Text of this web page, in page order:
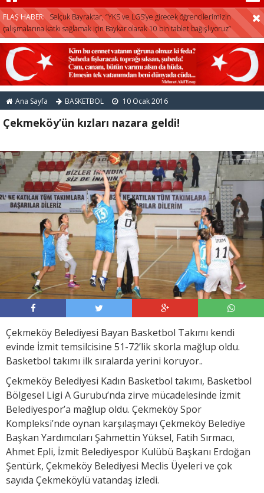
Selçuk Bayraktar, “YKS ve LGS’ye girecek öğrencilerimizin
çalışmalarına katkı sağlamak için Baykar olarak 10 bin tablet bağışlıyoruz”
Ana Sayfa BASKETBOL 10 Ocak 2016
Çekmeköy’ün kızları nazara geldi!
Çekmeköy Belediyesi Bayan Basketbol Takımı kendi
evinde İzmit temsilcisine 51-72’lik skorla mağlup oldu.
Basketbol takımı ilk sıralarda yerini koruyor..
Çekmeköy Belediyesi Kadın Basketbol takımı, Basketbol
Bölgesel Ligi A Gurubu’nda zirve mücadelesinde İzmit
Belediyespor’a mağlup oldu. Çekmeköy Spor
Kompleksi’nde oynan karşılaşmayı Çekmeköy Belediye
Başkan Yardımcıları Şahmettin Yüksel, Fatih Sırmacı,
Ahmet Epli, İzmit Belediyespor Kulübü Başkanı Erdoğan
Şentürk, Çekmeköy Belediyesi Meclis Üyeleri ve çok
sayıda Çekmeköylü vatandaş izledi.